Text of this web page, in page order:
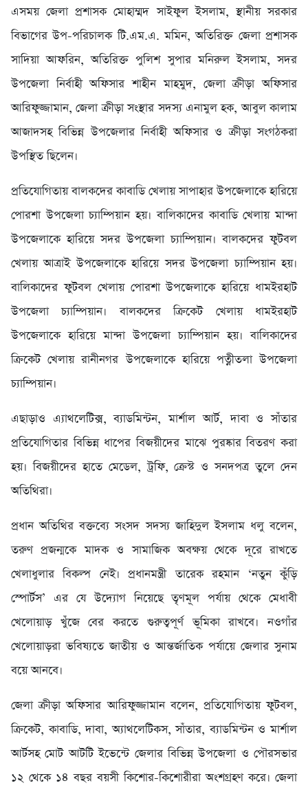
এসময় জেলা প্রশাসক মোহাম্মদ সাইফুল ইসলাম, স্থানীয় সরকার
বিভাগের উপ-পরিচালক টি.এম.এ. মমিন, অতিরিক্ত জেলা প্রশাসক
সাদিয়া আফরিন, অতিরিক্ত পুলিশ সুপার মনিরুল ইসলাম, সদর
উপজেলা নির্বাহী অফিসার শাহীন মাহমুদ, জেলা ক্রীড়া অফিসার
আরিফুজ্জামান, জেলা ক্রীড়া সংস্থার সদস্য এনামুল হক, আবুল কালাম
আজাদসহ বিভিন্ন উপজেলার নির্বাহী অফিসার ও ক্রীড়া সংগঠকরা
উপস্থিত ছিলেন।
প্রতিযোগিতায় বালকদের কাবাডি খেলায় সাপাহার উপজেলাকে হারিয়ে
পোরশা উপজেলা চ্যাম্পিয়ান হয়। বালিকাদের কাবাডি খেলায় মান্দা
উপজেলাকে হারিয়ে সদর উপজেলা চ্যাম্পিয়ান। বালকদের ফুটবল
খেলায় আত্রাই উপজেলাকে হারিয়ে সদর উপজেলা চ্যাম্পিয়ান হয়।
বালিকাদের ফুটবল খেলায় পোরশা উপজেলাকে হারিয়ে ধামইরহাট
উপজেলা চ্যাম্পিয়ান। বালকদের ক্রিকেট খেলায় ধামইরহাট
উপজেলাকে হারিয়ে মান্দা উপজেলা চ্যাম্পিয়ান হয়। বালিকাদের
ক্রিকেট খেলায় রানীনগর উপজেলাকে হারিয়ে পত্নীতলা উপজেলা
চ্যাম্পিয়ান।
এছাড়াও এ্যাথলেটিক্স, ব্যাডমিন্টন, মার্শাল আর্ট, দাবা ও সাঁতার
প্রতিযোগিতার বিভিন্ন ধাপের বিজয়ীদের মাঝে পুরষ্কার বিতরণ করা
হয়। বিজয়ীদের হাতে মেডেল, ট্রফি, ক্রেস্ট ও সনদপত্র তুলে দেন
অতিথিরা।
প্রধান অতিথির বক্তব্যে সংসদ সদস্য জাহিদুল ইসলাম ধলু বলেন,
তরুণ প্রজন্মকে মাদক ও সামাজিক অবক্ষয় থেকে দূরে রাখতে
খেলাধুলার বিকল্প নেই। প্রধানমন্ত্রী তারেক রহমান ‘নতুন কুঁড়ি
স্পোর্টস’ এর যে উদ্যোগ নিয়েছে তৃণমূল পর্যায় থেকে মেধাবী
খেলোয়াড় খুঁজে বের করতে গুরুত্বপূর্ণ ভূমিকা রাখবে। নওগাঁর
খেলোয়াড়রা ভবিষ্যতে জাতীয় ও আন্তর্জাতিক পর্যায়ে জেলার সুনাম
বয়ে আনবে।
জেলা ক্রীড়া অফিসার আরিফুজ্জামান বলেন, প্রতিযোগিতায় ফুটবল,
ক্রিকেট, কাবাডি, দাবা, অ্যাথলেটিকস, সাঁতার, ব্যাডমিন্টন ও মার্শাল
আর্টসহ মোট আটটি ইভেন্টে জেলার বিভিন্ন উপজেলা ও পৌরসভার
১২ থেকে ১৪ বছর বয়সী কিশোর-কিশোরীরা অংশগ্রহণ করে। জেলা